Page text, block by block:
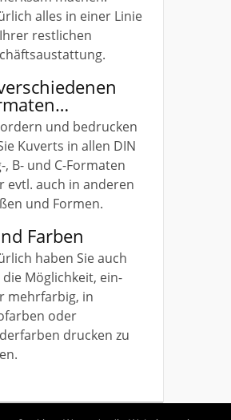
alles in einer Linie
restlichen
und bedrucken
Kuverts in allen DIN
, B- und C-Formaten
evtl. auch in anderen
und Formen.
Farben
haben Sie auch
Möglichkeit, ein-
mehrfarbig, in
oder
drucken zu